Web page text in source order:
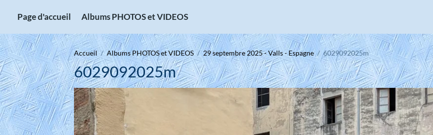
Page d'accueil Albums PHOTOS et VIDEOS
Accueil Albums PHOTOS et VIDEOS 29 septembre 2025 - Valls - Espagne 6029092025m
6029092025m